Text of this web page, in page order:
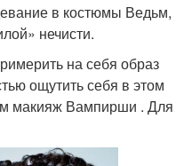
в костюмы Ведьм,
нечисти.
на себя образ
ощутить себя в этом
макияж Вампирши . Для